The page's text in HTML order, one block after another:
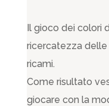
Il gioco dei colori
ricercatezza
ricami.
Come risultato
giocare con la